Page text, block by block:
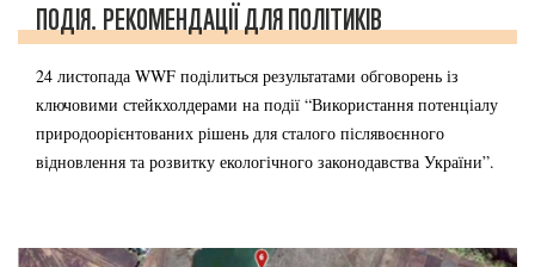
ПОДІЯ. РЕКОМЕНДАЦІЇ ДЛЯ ПОЛІТИКІВ
24 листопада WWF поділиться результатами обговорень із
ключовими стейкхолдерами на події “Використання потенціалу
природоорієнтованих рішень для сталого післявоєнного
відновлення та розвитку екологічного законодавства України”.